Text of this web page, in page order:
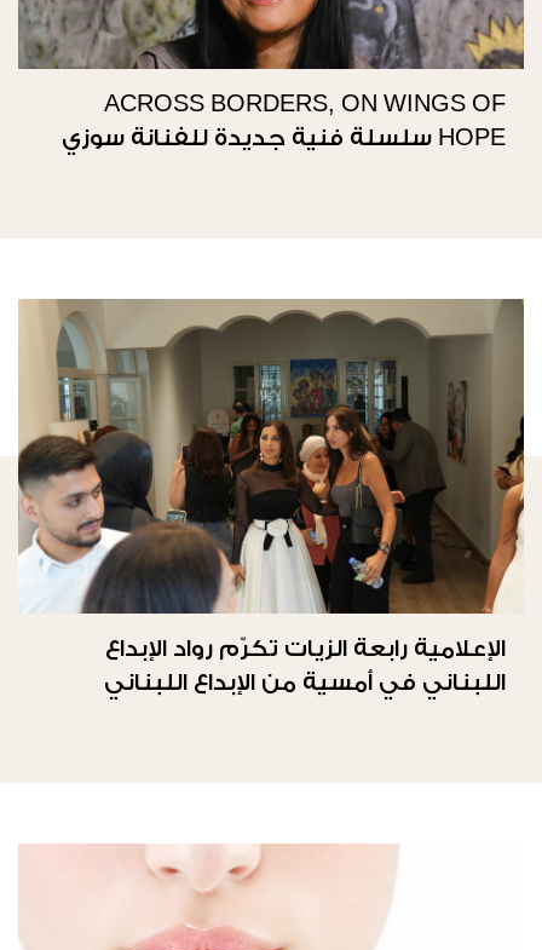
ACROSS BORDERS, ON WINGS OF
HOPE سلسلة فنية جديدة للفنانة سوزي
الإعلامية رابعة الزيات تكرّم رواد الإبداع
اللبناني في أمسية من الإبداع اللبناني